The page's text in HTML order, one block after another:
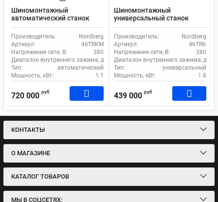
Шиномонтажный
автоматический станок
Nordberg 46TRKM для
грузового транспорта
Производитель:
Nordberg
Артикул:
46TRKM
Напряжение сети, В:
380
Диапазон внутреннего зажима, дюйм: 13-26
Тип:
автоматический
Мощность, кВт:
1.1
720 000 руб
Шиномонтажный
универсальный станок
Nordberg 46TRK для
грузового транспорта
Производитель:
Nordberg
Артикул:
46TRK
Напряжение сети, В:
380
Диапазон внутреннего зажима,
Тип:
универсальный
Мощность, кВт:
1.8
439 000 руб
КОНТАКТЫ
О МАГАЗИНЕ
КАТАЛОГ ТОВАРОВ
МЫ В СОЦСЕТЯХ: